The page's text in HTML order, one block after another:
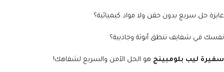
عايزة حل سريع بدون حقن ولا مواد كيميائية؟
نفسك في شفايف تنطق أنوثة وجاذبية؟
سفيرة ليب بلومبينج هو الحل الآمن والسريع لشفاهك!